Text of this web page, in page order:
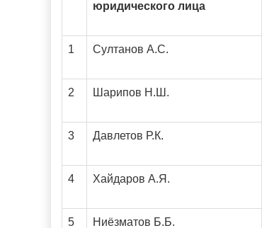
юридического лица
1 Султанов А.С.
2 Шарипов Н.Ш.
3 Давлетов Р.К.
4 Хайдаров А.Я.
5 Ниёзматов Б.Б.